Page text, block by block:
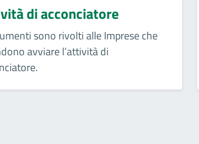
di acconciatore
sono rivolti alle Imprese che
avviare l’attività di